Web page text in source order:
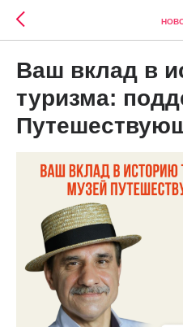
Ваш вклад в
туризма: